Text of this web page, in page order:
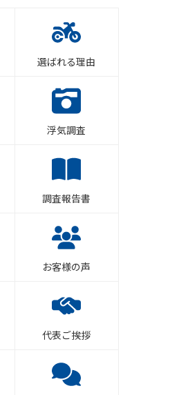
選ばれる理由
浮気調査
調査報告書
お客様の声
代表ご挨拶